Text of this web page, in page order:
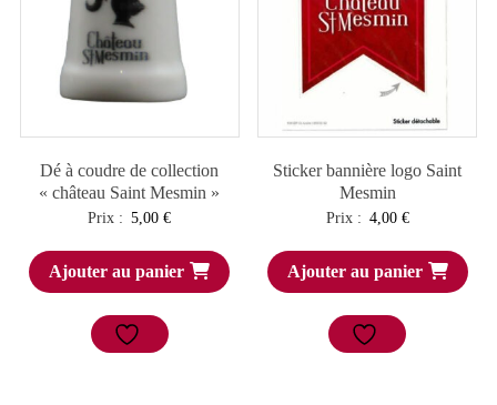
Dé à coudre de collection
« château Saint Mesmin »
Prix : 5,00€
Ajouter au panier
Sticker bannière logo Saint
Mesmin
Prix : 4,00 €
Ajouter au panier